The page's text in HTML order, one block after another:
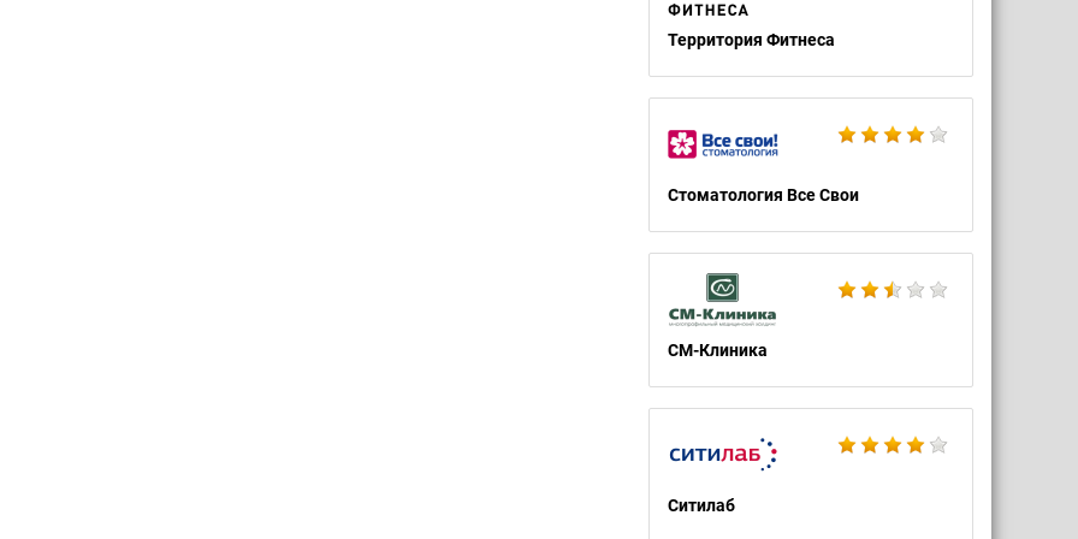
Территория Фитнеса
Стоматология Все Свои
СМ-Клиника
Ситилаб